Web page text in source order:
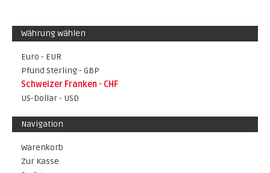
Währung wählen
Euro - EUR
Pfund Sterling - GBP
Schweizer Franken - CHF
US-Dollar - USD
Navigation
Warenkorb
Zur Kasse